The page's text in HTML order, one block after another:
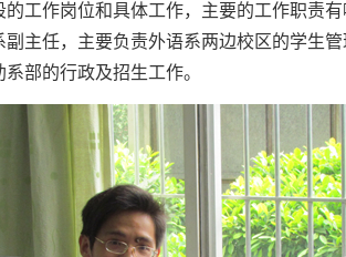
工作岗位和具体工作，主要的工作职责有
副主任，主要负责外语系两边校区的学生
部的行政及招生工作。